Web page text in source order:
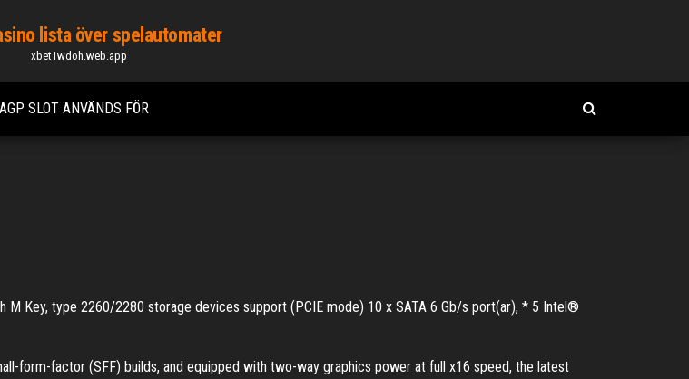
lista över spelautomater
xbet1wdoh.web.app
AGP SLOT ANVÄNDS FÖR
Key, type 2260/2280 storage devices support (PCIE mode) 10 x SATA 6 Gb/s port(ar), * 5 Intel®
form-factor (SFF) builds, and equipped with two-way graphics power at full x16 speed, the latest